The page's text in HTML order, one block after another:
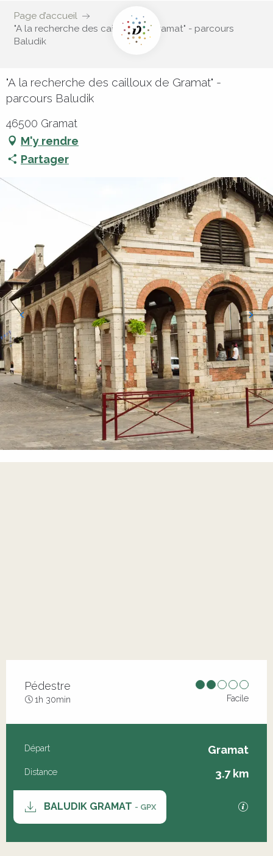
Page d’accueil
"A la recherche des cailloux de Gramat" - parcours
Baludik
"A la recherche des cailloux de Gramat" -
parcours Baludik
46500 Gramat
M'y rendre
Partager
Pédestre
1h 30min Facile
Informations pratiques
Départ Gramat
Distance 3.7 km
BALUDIK GRAMAT - GPX